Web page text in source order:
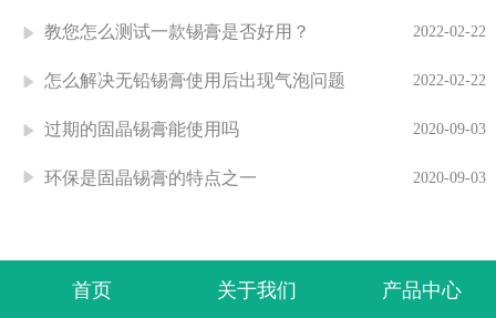
教您怎么测试一款锡膏是否好用？ 2022-02-22
怎么解决无铅锡膏使用后出现气泡问题 2022-02-22
过期的固晶锡膏能使用吗 2020-09-03
环保是固晶锡膏的特点之一 2020-09-03
首页 关于我们
产品中心